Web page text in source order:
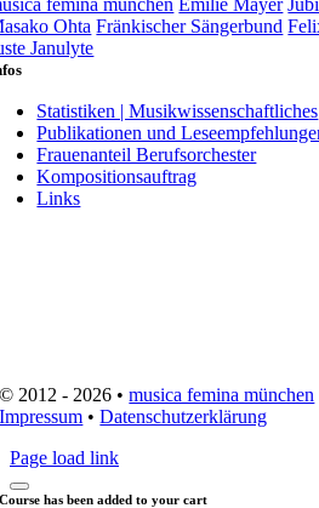
femina münchen Emilie Mayer
Ohta Fränkischer Sängerbund
Janulyte
Statistiken | Musikwissenschaftliches
Publikationen und
Frauenanteil Berufsorchester
Kompositionsauftrag
Links
© 2012 - 2026 •musica femina münchen
Impressum •Datenschutzerklärung
Page load link
Course has been added to your cart